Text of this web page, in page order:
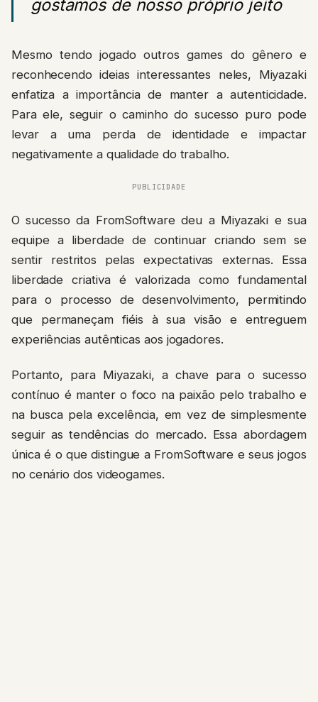
gostamos de nosso próprio jeito
Mesmo tendo jogado outros games do gênero e
reconhecendo ideias interessantes neles, Miyazaki
enfatiza a importância de manter a autenticidade.
Para ele, seguir o caminho do sucesso puro pode
levar a uma perda de identidade e impactar
negativamente a qualidade do trabalho.
PUBLICIDADE
O sucesso da FromSoftware deu a Miyazaki e sua
equipe a liberdade de continuar criando sem se
sentir restritos pelas expectativas externas. Essa
liberdade criativa é valorizada como fundamental
para o processo de desenvolvimento, permitindo
que permaneçam fiéis à sua visão e entreguem
experiências autênticas aos jogadores.
Portanto, para Miyazaki, a chave para o sucesso
contínuo é manter o foco na paixão pelo trabalho e
na busca pela excelência, em vez de simplesmente
seguir as tendências do mercado. Essa abordagem
única é o que distingue a FromSoftware e seus jogos
no cenário dos videogames.